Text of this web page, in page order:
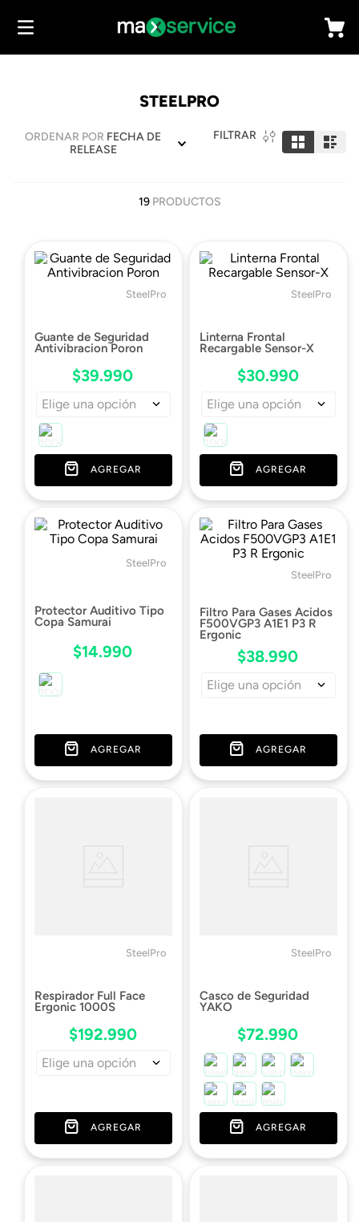
STEELPRO
ORDENAR POR FECHA DE
RELEASE
FILTRAR
19 PRODUCTOS
SteelPro
Guante de Seguridad
Antivibracion Poron
$39.990
Elige una opción
AGREGAR
SteelPro
Linterna Frontal
Recargable Sensor-X
$30.990
Elige una opción
AGREGAR
SteelPro
Protector Auditivo Tipo
Copa Samurai
$14.990
AGREGAR
SteelPro
Filtro Para Gases Acidos
F500VGP3 A1E1 P3 R
Ergonic
$38.990
Elige una opción
AGREGAR
SteelPro
Respirador Full Face
Ergonic 1000S
$192.990
Elige una opción
AGREGAR
SteelPro
Casco de Seguridad
YAKO
$72.990
AGREGAR